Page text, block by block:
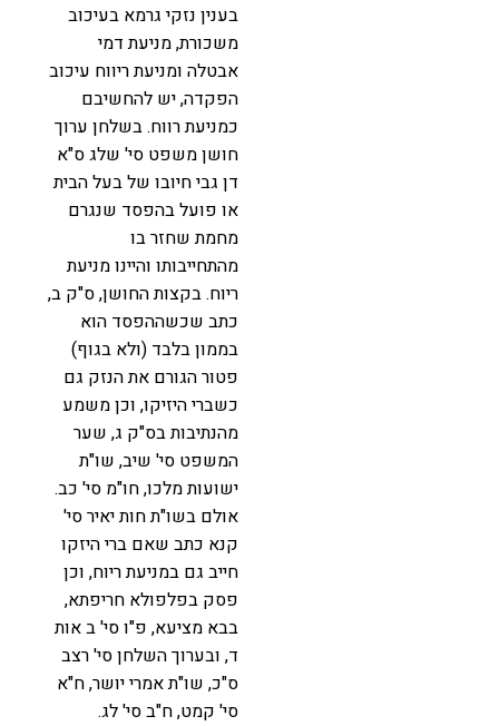
בענין נזקי גרמא בעיכוב
משכורת, מניעת דמי
אבטלה ומניעת ריווח עיכוב
הפקדה, יש להחשיבם
כמניעת רווח. בשלחן ערוך
חושן משפט סי' שלג ס"א
דן גבי חיובו של בעל הבית
או פועל בהפסד שנגרם
מחמת שחזר בו
מהתחייבותו והיינו מניעת
ריוח. בקצות החושן, ס"ק ב,
כתב שכשההפסד הוא
בממון בלבד (ולא בגוף)
פטור הגורם את הנזק גם
כשברי היזיקו, וכן משמע
מהנתיבות בס"ק ג, שער
המשפט סי' שיב, שו"ת
ישועות מלכו, חו"מ סי' כב.
אולם בשו"ת חות יאיר סי'
קנא כתב שאם ברי היזקו
חייב גם במניעת ריוח, וכן
פסק בפלפולא חריפתא,
בבא מציעא, פ"ו סי' ב אות
ד, ובערוך השלחן סי' רצב
ס"כ, שו"ת אמרי יושר, ח"א
סי' קמט, ח"ב סי' לג.